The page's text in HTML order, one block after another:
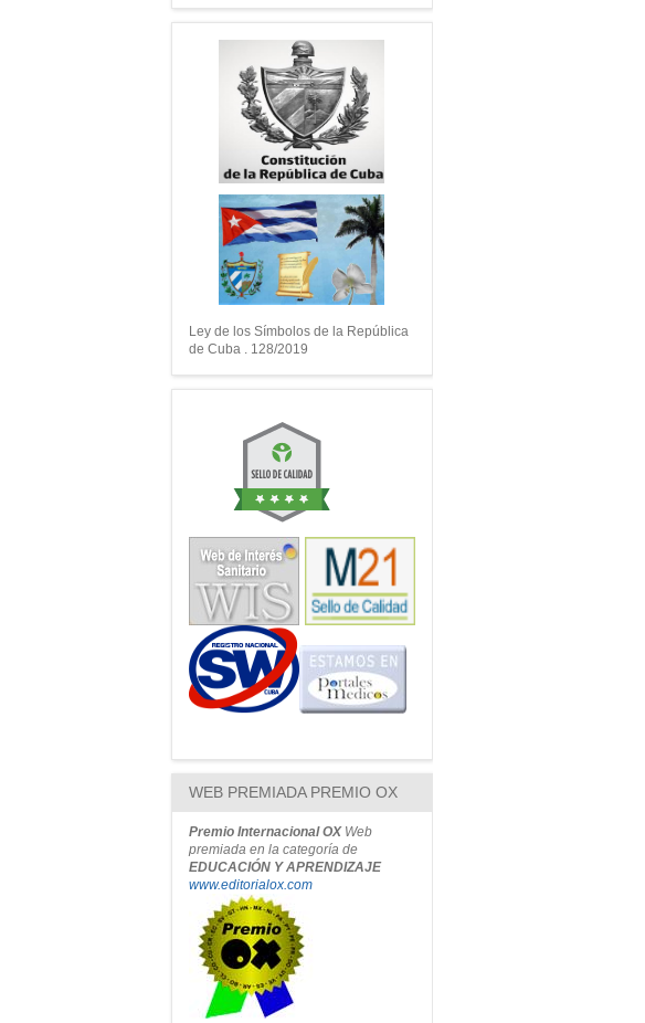
Ley de los Símbolos de la República
de Cuba . 128/2019
WEB PREMIADA PREMIO OX
Premio Internacional OXWeb
premiada en la categoría de
EDUCACIÓN Y APRENDIZAJE
www.editorialox.com